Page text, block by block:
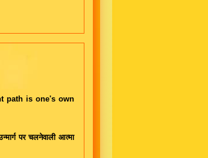
path is one's own
पर चलनेवाली आत्मा